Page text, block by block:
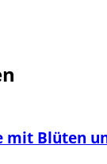
mit Blüten